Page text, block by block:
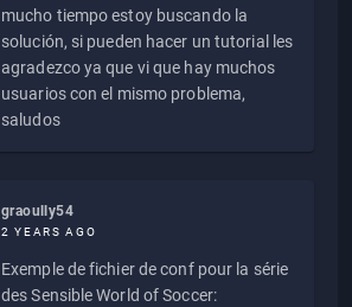
mucho tiempo estoy buscando la
solución, si pueden hacer un tutorial les
agradezco ya que vi que hay muchos
usuarios con el mismo problema,
saludos
graoully54
2 YEARS AGO
Exemple de fichier de conf pour la série
des Sensible World of Soccer: